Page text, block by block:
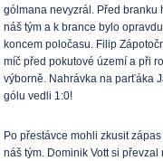
gólmana nevyzrál. Před branku
náš tým a k brance bylo
koncem poločasu. Filip
míč před pokutové území a při
výborně. Nahrávka na parťáka
gólu vedli 1:0!
Po přestávce mohli zkusit
náš tým. Dominik Vott si